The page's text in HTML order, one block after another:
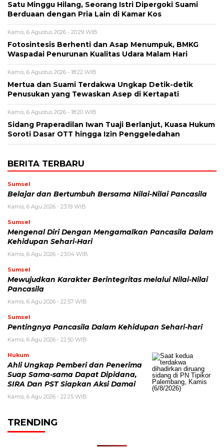
Satu Minggu Hilang, Seorang Istri Dipergoki Suami
Berduaan dengan Pria Lain di Kamar Kos
Kamis, 6 Agustus 2026 - 20:29 WIB
Fotosintesis Berhenti dan Asap Menumpuk, BMKG
Waspadai Penurunan Kualitas Udara Malam Hari
Kamis, 6 Agustus 2026 - 18:22 WIB
Mertua dan Suami Terdakwa Ungkap Detik-detik
Penusukan yang Tewaskan Asep di Kertapati
Kamis, 6 Agustus 2026 - 18:20 WIB
Sidang Praperadilan Iwan Tuaji Berlanjut, Kuasa Hukum
Soroti Dasar OTT hingga Izin Penggeledahan
BERITA TERBARU
Sumsel
Belajar dan Bertumbuh Bersama Nilai-Nilai Pancasila
Kamis, 6 Agu 2026 - 23:19 WIB
Sumsel
Mengenal Diri Dengan Mengamalkan Pancasila Dalam
Kehidupan Sehari-Hari
Kamis, 6 Agu 2026 - 23:04 WIB
Sumsel
Mewujudkan Karakter Berintegritas melalui Nilai-Nilai
Pancasila
Kamis, 6 Agu 2026 - 22:57 WIB
Sumsel
Pentingnya Pancasila Dalam Kehidupan Sehari-hari
Kamis, 6 Agu 2026 - 22:50 WIB
Hukum
Ahli Ungkap Pemberi dan Penerima
Suap Sama-sama Dapat Dipidana,
SIRA Dan PST Siapkan Aksi Damai
Kamis, 6 Agu 2026 - 22:25 WIB
TRENDING